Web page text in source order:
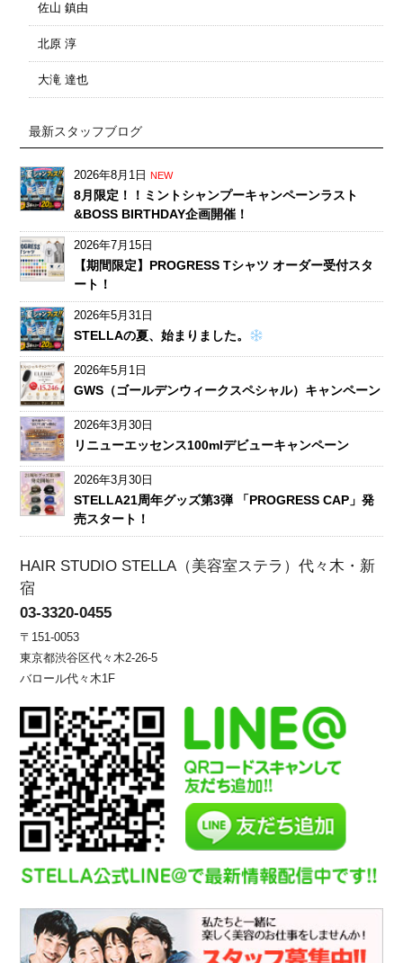
佐山 鎮由
北原 淳
大滝 達也
最新スタッフブログ
2026年8月1日 NEW
8月限定！！ミントシャンプーキャンペーンラスト
&BOSS BIRTHDAY企画開催！
2026年7月15日
【期間限定】PROGRESS Tシャツ オーダー受付スタ
ート！
2026年5月31日
STELLAの夏、始まりました。
2026年5月1日
GWS（ゴールデンウィークスペシャル）キャンペーン
2026年3月30日
リニューエッセンス100mlデビューキャンペーン
2026年3月30日
STELLA21周年グッズ第3弾 「PROGRESS CAP」発
売スタート！
HAIR STUDIO STELLA（美容室ステラ）代々木・新
宿
03-3320-0455
〒151-0053
東京都渋谷区代々木2-26-5
バロール代々木1F